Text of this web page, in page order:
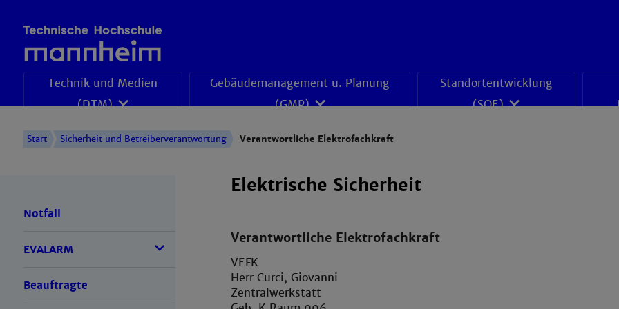
Technik und Medien
(DTM)
Gebäudemanagement u. Planung
(GMP)
Standortentwicklung
(SOE)
Start Sicherheit und Betreiberverantwortung Verantwortliche Elektrofachkraft
Notfall
EVALARM
Beauftragte
Elektrische Sicherheit
Verantwortliche Elektrofachkraft
VEFK
Herr Curci, Giovanni
Zentralwerkstatt